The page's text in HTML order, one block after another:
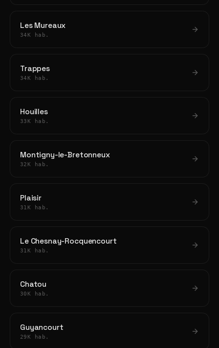
Les Mureaux
34K hab.
Trappes
34K hab.
Houilles
33K hab.
Montigny-le-Bretonneux
32K hab.
Plaisir
31K hab.
Le Chesnay-Rocquencourt
31K hab.
Chatou
30K hab.
Guyancourt
29K hab.